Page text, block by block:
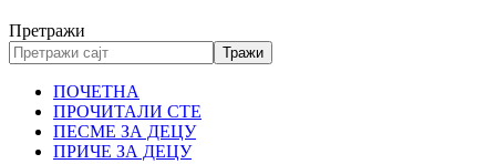
Претражи
ПОЧЕТНА
ПРОЧИТАЛИ СТЕ
ПЕСМЕ ЗА ДЕЦУ
ПРИЧЕ ЗА ДЕЦУ